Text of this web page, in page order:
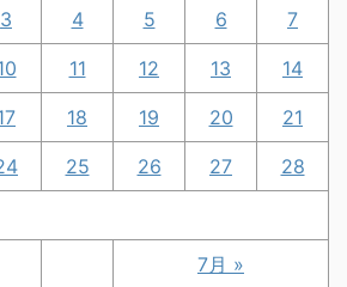
7月 »
3 4 5 6 7
11 12 13 14
18 19 20 21
25 26 27 28